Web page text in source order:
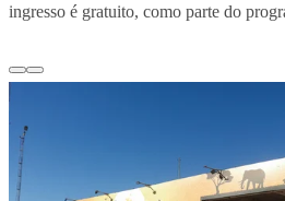
ingresso é gratuito, como parte do